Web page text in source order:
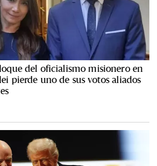
del oficialismo misionero en
pierde uno de sus votos aliados